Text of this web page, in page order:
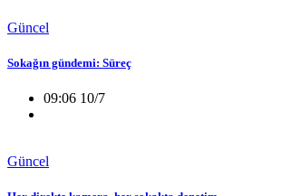
Güncel
Sokağın gündemi: Süreç
09:06 10/7
Güncel